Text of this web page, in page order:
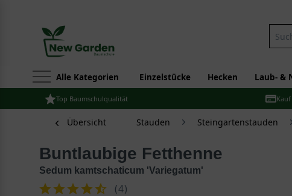
Alle Kategorien Einzelstücke Hecken Laub- &
Top Baumschulqualität
Übersicht Stauden Steingartenstauden
Buntlaubige Fetthenne
Sedum kamtschaticum 'Variegatum'
(4)